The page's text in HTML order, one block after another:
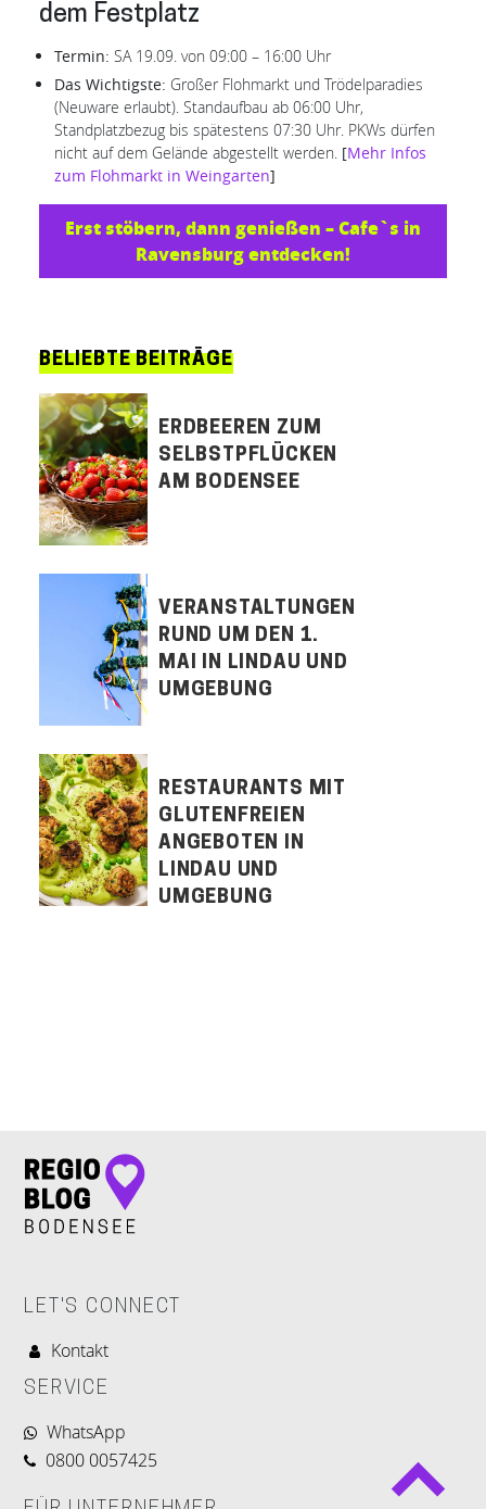
dem Festplatz
Termin: SA 19.09. von 09:00 – 16:00 Uhr
Das Wichtigste: Großer Flohmarkt und Trödelparadies
(Neuware erlaubt). Standaufbau ab 06:00 Uhr,
Standplatzbezug bis spätestens 07:30 Uhr. PKWs dürfen
nicht auf dem Gelände abgestellt werden. [Mehr Infos
zum Flohmarkt in Weingarten]
Erst stöbern, dann genießen – Cafe`s in
Ravensburg entdecken!
BELIEBTE BEITRÄGE
ERDBEEREN ZUM
SELBSTPFLÜCKEN
AM BODENSEE
VERANSTALTUNGEN
RUND UM DEN 1.
MAI IN LINDAU UND
UMGEBUNG
RESTAURANTS MIT
GLUTENFREIEN
ANGEBOTEN IN
LINDAU UND
UMGEBUNG
LET'S CONNECT
Kontakt
SERVICE
WhatsApp
0800 0057425